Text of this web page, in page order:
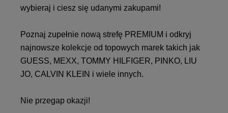
wybieraj i ciesz się udanymi zakupami!
Poznaj zupełnie nową strefę PREMIUM i odkryj
najnowsze kolekcje od topowych marek takich jak
GUESS, MEXX, TOMMY HILFIGER, PINKO, LIU
JO, CALVIN KLEIN i wiele innych.
Nie przegap okazji!